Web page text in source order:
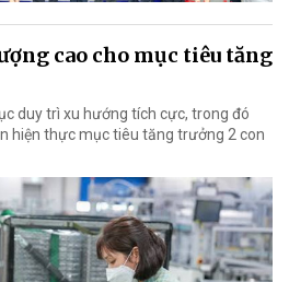
cao cho mục tiêu tăng
duy trì xu hướng tích cực, trong đó
hiện thực mục tiêu tăng trưởng 2 con